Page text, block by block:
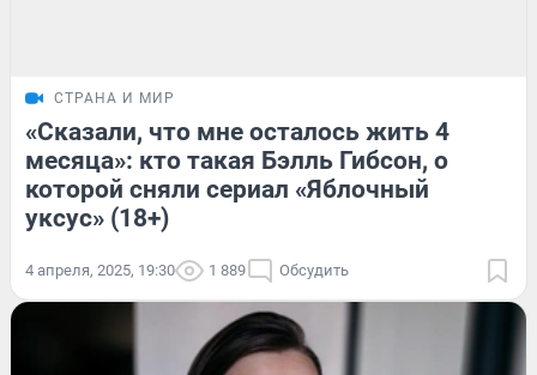
СТРАНА И МИР
«Сказали, что мне осталось жить 4
месяца»: кто такая Бэлль Гибсон, о
которой сняли сериал «Яблочный
уксус» (18+)
4 апреля, 2025, 19:30 1 889 Обсудить